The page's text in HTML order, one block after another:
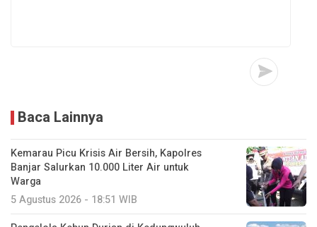
Baca Lainnya
Kemarau Picu Krisis Air Bersih, Kapolres
Banjar Salurkan 10.000 Liter Air untuk
Warga
5 Agustus 2026 - 18:51 WIB